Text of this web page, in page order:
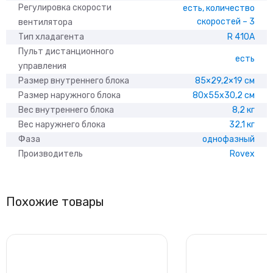
Регулировка скорости
вентилятора
есть, количество
скоростей – 3
Тип хладагента
R 410A
Пульт дистанционного
управления
есть
Размер внутреннего блока
85×29,2×19 см
Размер наружного блока
80x55x30,2 см
Вес внутреннего блока
8,2 кг
Вес наружнего блока
32,1 кг
Фаза
однофазный
Производитель
Rovex
Похожие товары